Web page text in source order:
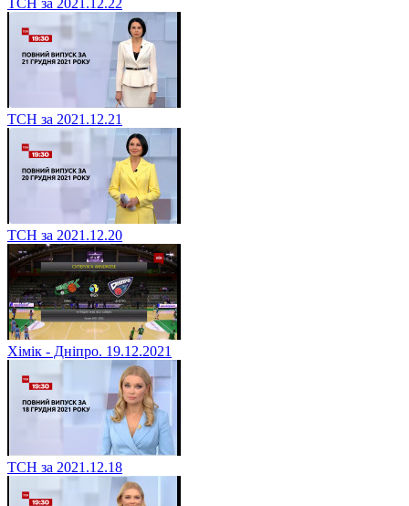
ТСН за 2021.12.21
ТСН за 2021.12.20
Хімік - Дніпро. 19.12.2021
ТСН за 2021.12.18